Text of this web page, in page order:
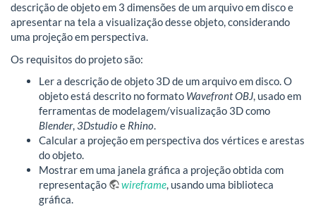
descrição de objeto em 3 dimensões de um arquivo em disco e
apresentar na tela a visualização desse objeto, considerando
uma projeção em perspectiva.
Os requisitos do projeto são:
Ler a descrição de objeto 3D de um arquivo em disco. O
objeto está descrito no formato Wavefront OBJ, usado em
ferramentas de modelagem/visualização 3D como
Blender,3Dstudio e Rhino.
Calcular a projeção em perspectiva dos vértices e arestas
do objeto.
Mostrar em uma janela gráfica a projeção obtida com
representação
wireframe, usando uma biblioteca
gráfica.